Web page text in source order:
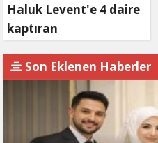
Haluk Levent'e 4 daire
kaptıran
savcılıkta aldı
Son Eklenen Haberler